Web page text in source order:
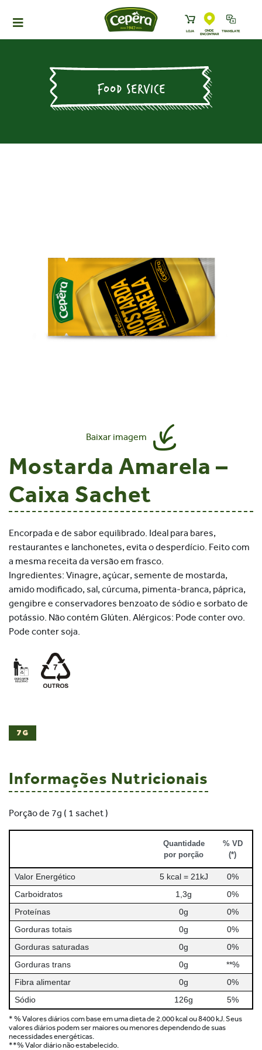
LOJA
ONDE
ENCONTRAR
TRANSLATE
PRODUTOS
RECEITAS FOOD SERVICE
Baixar imagem
Mostarda Amarela –
Caixa Sachet
Encorpada e de sabor equilibrado. Ideal para bares,
restaurantes e lanchonetes, evita o desperdício. Feito com
a mesma receita da versão em frasco.
Ingredientes: Vinagre, açúcar, semente de mostarda,
amido modificado, sal, cúrcuma, pimenta-branca, páprica,
gengibre e conservadores benzoato de sódio e sorbato de
potássio. Não contém Glúten. Alérgicos: Pode conter ovo.
Pode conter soja.
7G
Informações Nutricionais
Porção de 7g ( 1 sachet )
Quantidade
por porção
% VD
(*)
Valor Energético 5 kcal = 21kJ
0%
Carboidratos
1,3g
0%
Proteínas
0g
0%
Gorduras totais
0g
0%
Gorduras saturadas
0g
0%
Gorduras trans
0g
**%
Fibra alimentar
0g
0%
Sódio
126g 5%
* % Valores diários com base em uma dieta de 2.000 kcal ou 8400 kJ. Seus
valores diários podem ser maiores ou menores dependendo de suas
necessidades energéticas.
**% Valor diário não estabelecido.